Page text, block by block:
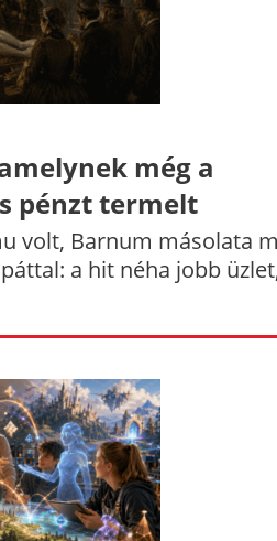
még a
pénzt termelt
volt, Barnum másolata
a hit néha jobb